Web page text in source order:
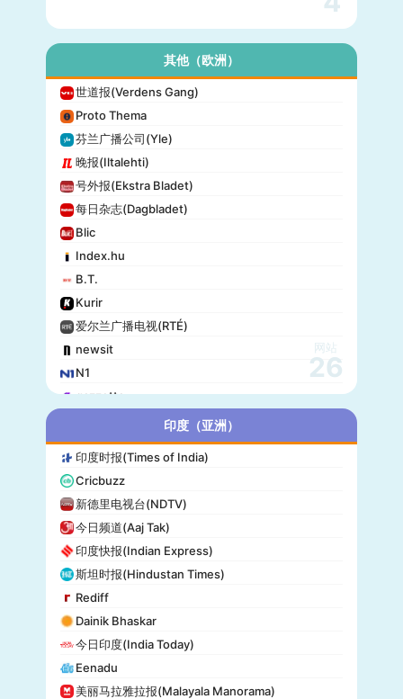
其他（欧洲）
世道报(Verdens Gang)
Proto Thema
芬兰广播公司(Yle)
晚报(Iltalehti)
号外报(Ekstra Bladet)
每日杂志(Dagbladet)
Blic
Index.hu
B.T.
Kurir
爱尔兰广播电视(RTÉ)
newsit
N1
gazzetta
赫尔辛基日报(Helsingin Sanomat)
Origo
爱尔兰时报(Irish Times)
独立报(Independent)
MTV Uutiset
24.hu
晚邮报(Aftenposten)
DirBg
阿罗(Alo!)
政治报(Politiken)
24 Chasa
Fakti
网站
26
印度（亚洲）
印度时报(Times of India)
Cricbuzz
新德里电视台(NDTV)
今日频道(Aaj Tak)
印度快报(Indian Express)
斯坦时报(Hindustan Times)
Rediff
Dainik Bhaskar
今日印度(India Today)
Eenadu
美丽马拉雅拉报(Malayala Manorama)